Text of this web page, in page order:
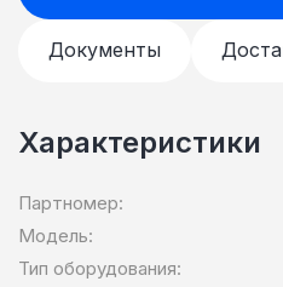
Документы
Характеристики
Партномер:
Модель:
Тип оборудования: